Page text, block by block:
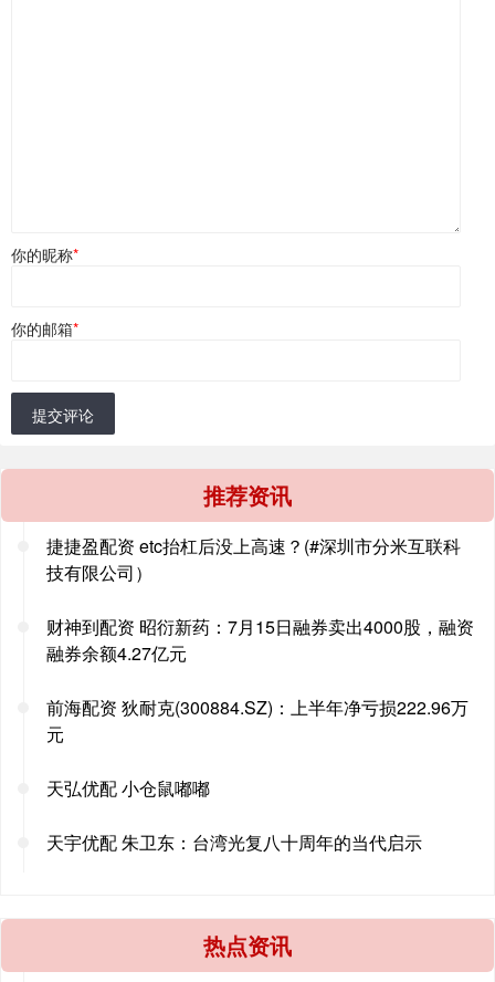
你的昵称*
你的邮箱*
提交评论
推荐资讯
捷捷盈配资 etc抬杠后没上高速？(#深圳市分米互联科
技有限公司）
财神到配资 昭衍新药：7月15日融券卖出4000股，融资
融券余额4.27亿元
前海配资 狄耐克(300884.SZ)：上半年净亏损222.96万
元
天弘优配 小仓鼠嘟嘟
天宇优配 朱卫东：台湾光复八十周年的当代启示
热点资讯